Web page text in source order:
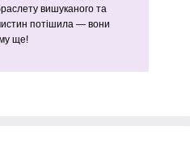
вишуканого та
потішила — вони
ще!